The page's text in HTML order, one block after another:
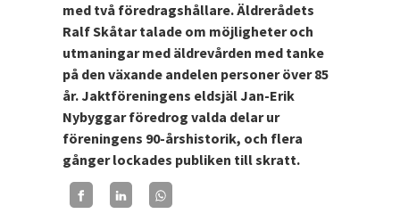
med två föredragshållare. Äldrerådets
Ralf Skåtar talade om möjligheter och
utmaningar med äldrevården med tanke
på den växande andelen personer över 85
år. Jaktföreningens eldsjäl Jan-Erik
Nybyggar föredrog valda delar ur
föreningens 90-årshistorik, och flera
gånger lockades publiken till skratt.